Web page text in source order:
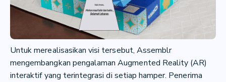
Untuk merealisasikan visi tersebut, Assemblr
mengembangkan pengalaman Augmented Reality (AR)
interaktif yang terintegrasi di setiap hamper. Penerima